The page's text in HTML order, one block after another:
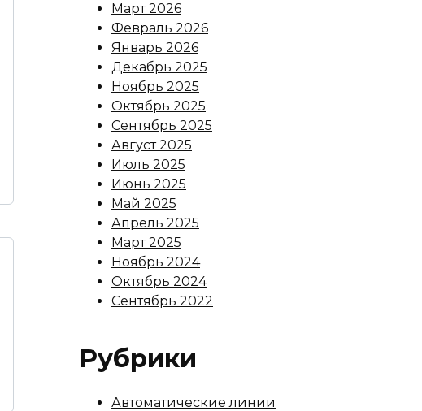
Март 2026
Февраль 2026
Январь 2026
Декабрь 2025
Ноябрь 2025
Октябрь 2025
Сентябрь 2025
Август 2025
Июль 2025
Июнь 2025
Май 2025
Апрель 2025
Март 2025
Ноябрь 2024
Октябрь 2024
Сентябрь 2022
Рубрики
Автоматические линии